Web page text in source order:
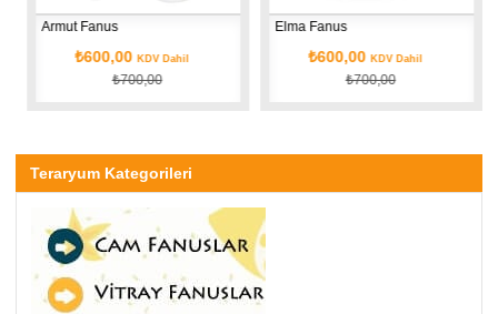
Armut Fanus
₺600,00KDV Dahil
₺700,00
Elma Fanus
₺600,00KDV Dahil
₺700,00
Teraryum Kategorileri